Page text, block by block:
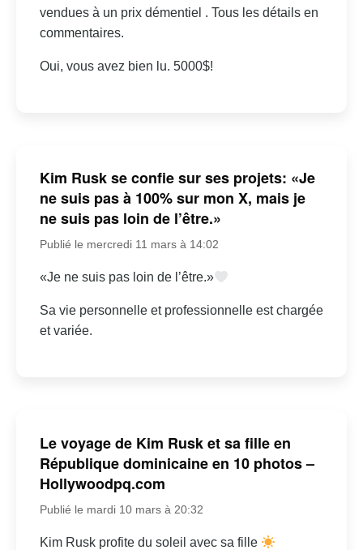
vendues à un prix démentiel . Tous les détails en
commentaires.
Oui, vous avez bien lu. 5000$!
Kim Rusk se confie sur ses projets: «Je
ne suis pas à 100% sur mon X, mais je
ne suis pas loin de l’être.»
Publié le mercredi 11 mars à 14:02
«Je ne suis pas loin de l’être.»
Sa vie personnelle et professionnelle est chargée
et variée.
Le voyage de Kim Rusk et sa fille en
République dominicaine en 10 photos –
Hollywoodpq.com
Publié le mardi 10 mars à 20:32
Kim Rusk profite du soleil avec sa fille